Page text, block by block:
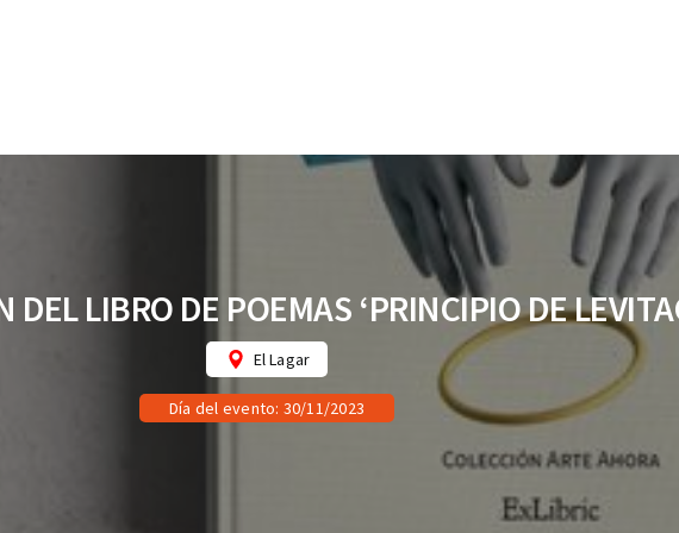
DEL LIBRO DE POEMAS ‘PRINCIPIO DE
El Lagar
Día del evento: 30/11/2023